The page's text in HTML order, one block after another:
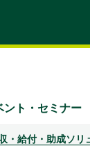
・給付・助成ソリ
ント・セミナー